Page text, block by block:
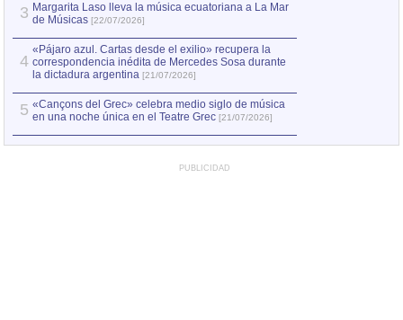
3 Margarita Laso lleva la música ecuatoriana a La Mar
de Músicas [22/07/2026]
4
«Pájaro azul. Cartas desde el exilio» recupera la
correspondencia inédita de Mercedes Sosa durante
la dictadura argentina [21/07/2026]
5 «Cançons del Grec» celebra medio siglo de música
en una noche única en el Teatre Grec [21/07/2026]
PUBLICIDAD